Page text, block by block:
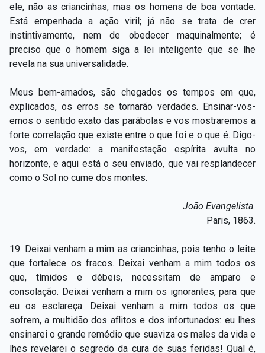
ele, não as criancinhas, mas os homens de boa vontade.
Está empenhada a ação viril; já não se trata de crer
instintivamente, nem de obedecer maquinalmente; é
preciso que o homem siga a lei inteligente que se lhe
revela na sua universalidade.
Meus bem-amados, são chegados os tempos em que,
explicados, os erros se tornarão verdades. Ensinar-vos-
emos o sentido exato das parábolas e vos mostraremos a
forte correlação que existe entre o que foi e o que é. Digo-
vos, em verdade: a manifestação espírita avulta no
horizonte, e aqui está o seu enviado, que vai resplandecer
como o Sol no cume dos montes.
João Evangelista.
Paris, 1863.
19. Deixai venham a mim as criancinhas, pois tenho o leite
que fortalece os fracos. Deixai venham a mim todos os
que, tímidos e débeis, necessitam de amparo e
consolação. Deixai venham a mim os ignorantes, para que
eu os esclareça. Deixai venham a mim todos os que
sofrem, a multidão dos aflitos e dos infortunados: eu lhes
ensinarei o grande remédio que suaviza os males da vida e
lhes revelarei o segredo da cura de suas feridas! Qual é,